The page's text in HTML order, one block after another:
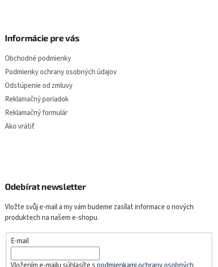
Informácie pre vás
Obchodné podmienky
Podmienky ochrany osobných údajov
Odstúpenie od zmluvy
Reklamačný poriadok
Reklamačný formulár
Ako vrátiť
Odebírat newsletter
Vložte svůj e-mail a my vám budeme zasílat informace o nových
produktech na našem e-shopu.
E-mail